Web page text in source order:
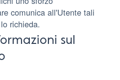
comunica all'Utente tali
richieda.
sul